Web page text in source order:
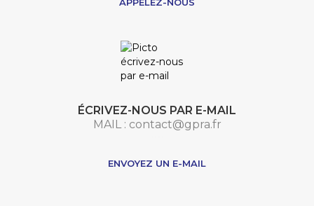
ÉCRIVEZ-NOUS PAR E-MAIL
MAIL : contact@gpra.fr
ENVOYEZ UN E-MAIL